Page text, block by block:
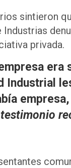
sintieron
privada.
era
Industrial